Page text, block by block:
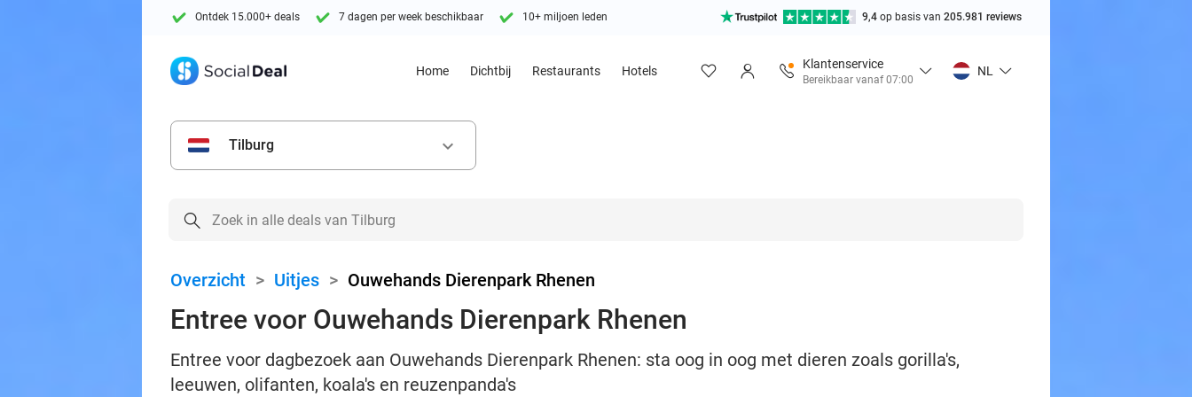
Ontdek 15.000+ deals 7 dagen per week beschikbaar 10+ miljoen leden 9,4 op basis van 205.981 reviews
Home Dichtbij Restaurants Hotels
Klantenservice
Bereikbaar vanaf 07:00
NL
Tilburg keyboard_arrow_down
Overzicht > Uitjes > Ouwehands Dierenpark Rhenen
Entree voor Ouwehands Dierenpark Rhenen
Entree voor dagbezoek aan Ouwehands Dierenpark Rhenen: sta oog in oog met dieren zoals gorilla's,
leeuwen, olifanten, koala's en reuzenpanda's